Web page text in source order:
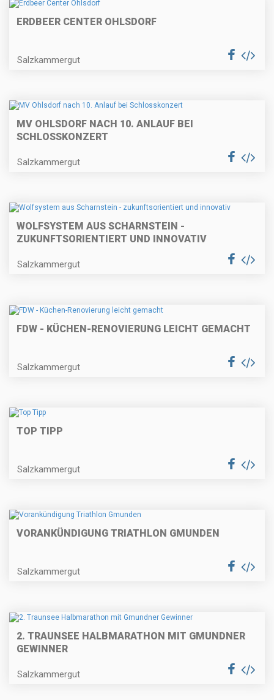
ERDBEER CENTER OHLSDORF
Salzkammergut
MV OHLSDORF NACH 10. ANLAUF BEI
SCHLOSSKONZERT
Salzkammergut
WOLFSYSTEM AUS SCHARNSTEIN -
ZUKUNFTSORIENTIERT UND INNOVATIV
Salzkammergut
FDW - KÜCHEN-RENOVIERUNG LEICHT GEMACHT
Salzkammergut
TOP TIPP
Salzkammergut
VORANKÜNDIGUNG TRIATHLON GMUNDEN
Salzkammergut
2. TRAUNSEE HALBMARATHON MIT GMUNDNER
GEWINNER
Salzkammergut